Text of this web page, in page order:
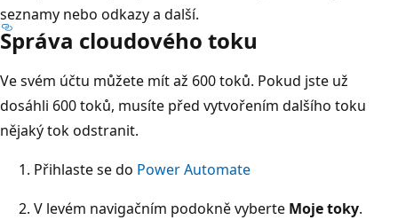
seznamy nebo odkazy a další.
Správa cloudového toku
Ve svém účtu můžete mít až 600 toků. Pokud jste už
dosáhli 600 toků, musíte před vytvořením dalšího toku
nějaký tok odstranit.
Přihlaste se do Power Automate
V levém navigačním podokně vyberte Moje toky.